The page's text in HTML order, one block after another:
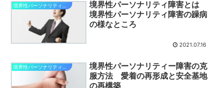
境界性パーソナリティ障害とは
境界性パーソナリティ障害の躁病
の様なところ
2021.07.16
境界性パーソナリティ障害
境界性パーソナリティー障害の克
服方法 愛着の再形成と安全基地
の再構築